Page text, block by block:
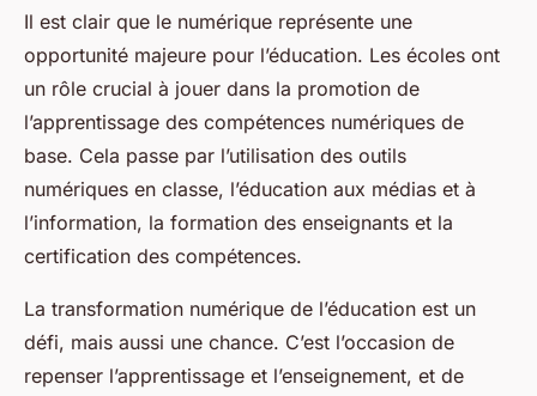
Il est clair que le numérique représente une
opportunité majeure pour l’éducation. Les écoles ont
un rôle crucial à jouer dans la promotion de
l’apprentissage des compétences numériques de
base. Cela passe par l’utilisation des outils
numériques en classe, l’éducation aux médias et à
l’information, la formation des enseignants et la
certification des compétences.
La transformation numérique de l’éducation est un
défi, mais aussi une chance. C’est l’occasion de
repenser l’apprentissage et l’enseignement, et de